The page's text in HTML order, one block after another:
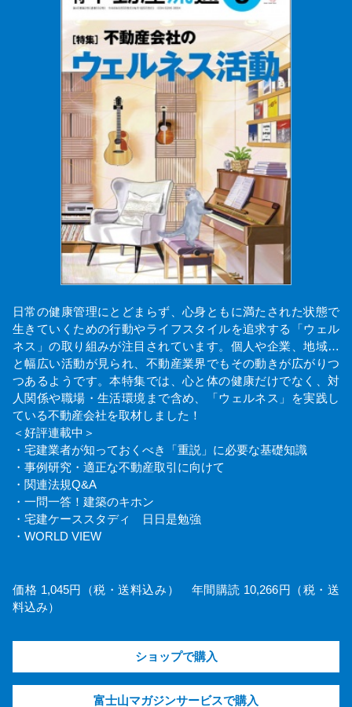
日常の健康管理にとどまらず、心身ともに満たされた状態で
生きていくための行動やライフスタイルを追求する「ウェル
ネス」の取り組みが注目されています。個人や企業、地域…
と幅広い活動が見られ、不動産業界でもその動きが広がりつ
つあるようです。本特集では、心と体の健康だけでなく、対
人関係や職場・生活環境まで含め、「ウェルネス」を実践し
ている不動産会社を取材しました！
＜好評連載中＞
・宅建業者が知っておくべき「重説」に必要な基礎知識
・事例研究・適正な不動産取引に向けて
・関連法規Q&A
・一問一答！建築のキホン
・宅建ケーススタディ 日日是勉強
・WORLD VIEW
価格 1,045円（税・送料込み） 年間購読 10,266円（税・送
料込み）
ショップで購入
富士山マガジンサービスで購入